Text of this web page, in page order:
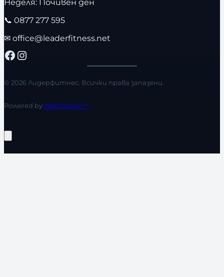
Неделя: Почивен ден
📞 0877 277 595
✉ office@leaderfitness.net
Facebook Instagram
© 2026 Лидерфитнес. Всички права запазени.
Powered byWebStation™